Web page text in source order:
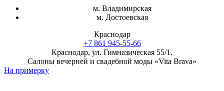
м. Владимирская
м. Достоевская
Краснодар
+7 861 945-55-66
Краснодар, ул. Гимназическая 55/1.
Салоны вечерней и свадебной моды «Vita Brava»
На примерку